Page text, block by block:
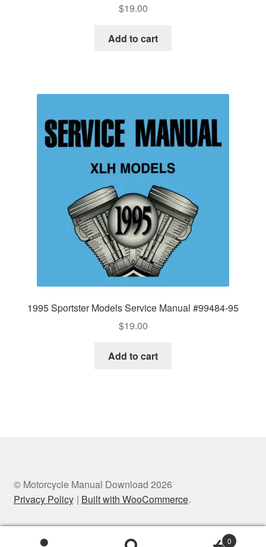
$19.00
Add to cart
1995 Sportster Models Service Manual #99484-95
$19.00
Add to cart
© Motorcycle Manual Download 2026
Privacy Policy
Built with WooCommerce.
0